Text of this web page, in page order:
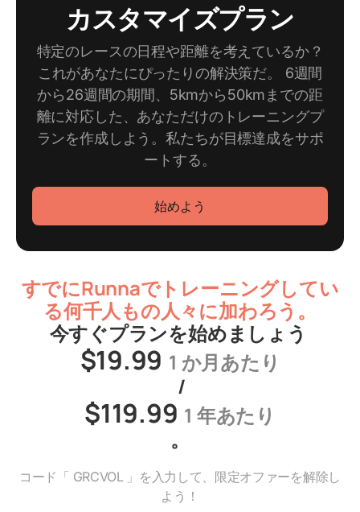
カスタマイズプラン
特定のレースの日程や距離を考えているか？
これがあなたにぴったりの解決策だ。 6週間
から26週間の期間、5kmから50kmまでの距
離に対応した、あなただけのトレーニングプ
ランを作成しよう。私たちが目標達成をサポ
ートする。
始めよう
すでにRunnaでトレーニングしてい
る何千人もの人々に加わろう。
今すぐプランを始めましょう
$19.99 1 か月あたり
/
$119.99 1 年あたり
。
コード「 GRCVOL」を入力して、限定オファーを解除し
よう！